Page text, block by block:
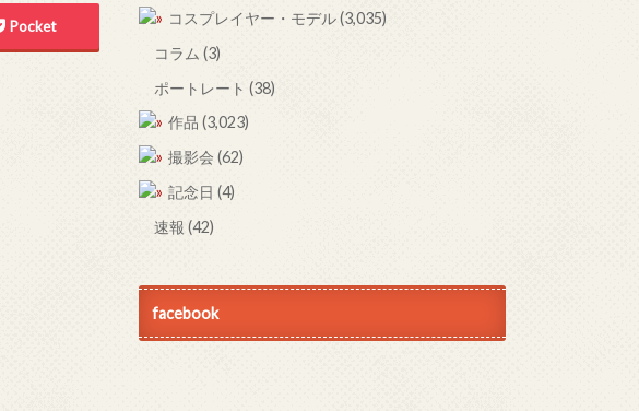
Pocket コスプレイヤー・モデル(3,035)
コラム (3)
ポートレート (38)
作品 (3,023)
撮影会 (62)
記念日 (4)
速報 (42)
facebook